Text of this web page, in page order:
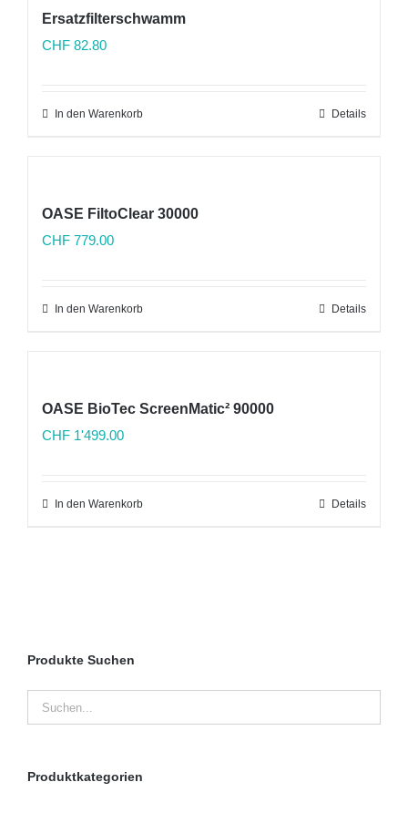
Ersatzfilterschwamm
CHF 82.80
In den Warenkorb Details
OASE FiltoClear 30000
CHF 779.00
In den Warenkorb Details
OASE BioTec ScreenMatic² 90000
CHF 1'499.00
In den Warenkorb Details
Produkte Suchen
Produktkategorien